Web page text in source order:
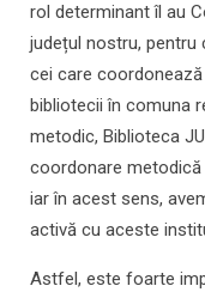
rol determinant îl au
județul nostru, pentru
cei care
bibliotecii în comuna
metodic, Biblioteca
coordonare metodică
iar în acest sens,
activă cu aceste
Astfel, este foarte